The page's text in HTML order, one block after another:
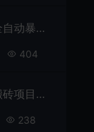
六月最新技术全自动暴力撸金，稳定日入2k+包起号，长期稳定【揭秘】
404
全自动老游戏搬砖项目，独家技术，无需人工操作，轻松日入1k+，稳定运行三年【揭秘】
238